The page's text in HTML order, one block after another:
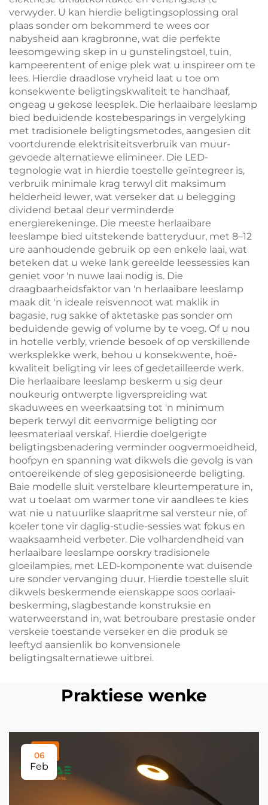
verwyder. U kan hierdie beligtingsoplossing oral
plaas sonder om bekommerd te wees oor
nabysheid aan kragbronne, wat die perfekte
leesomgewing skep in u gunstelingstoel, tuin,
kampeerentent of enige plek wat u inspireer om te
lees. Hierdie draadlose vryheid laat u toe om
konsekwente beligtingskwaliteit te handhaaf,
ongeag u gekose leesplek. Die herlaaibare leeslamp
bied beduidende kostebesparings in vergelyking
met tradisionele beligtingsmetodes, aangesien dit
voortdurende elektrisiteitsverbruik van muur-
gevoede alternatiewe elimineer. Die LED-
tegnologie wat in hierdie toestelle geïntegreer is,
verbruik minimale krag terwyl dit maksimum
helderheid lewer, wat verseker dat u belegging
dividend betaal deur verminderde
energierekeninge. Die meeste herlaaibare
leeslampe bied uitstekende batteryduur, met 8–12
ure aanhoudende gebruik op een enkele laai, wat
beteken dat u weke lank gereelde leessessies kan
geniet voor 'n nuwe laai nodig is. Die
draagbaarheidsfaktor van 'n herlaaibare leeslamp
maak dit 'n ideale reisvennoot wat maklik in
bagasie, rug sakke of aktetaske pas sonder om
beduidende gewig of volume by te voeg. Of u nou
in hotelle verbly, vriende besoek of op verskillende
werksplekke werk, behou u konsekwente, hoë-
kwaliteit beligting vir lees of gedetailleerde werk.
Die herlaaibare leeslamp beskerm u sig deur
noukeurig ontwerpte ligverspreiding wat
skaduwees en weerkaatsing tot 'n minimum
beperk terwyl dit eenvormige beligting oor
leesmateriaal verskaf. Hierdie doelgerigte
beligtingsbenadering verminder oogvermoeidheid,
hoofpyn en spanning wat dikwels die gevolg is van
ontoereikende of sleg geposisioneerde beligting.
Baie modelle sluit verstelbare kleurtemperature in,
wat u toelaat om warmer tone vir aandlees te kies
wat nie u natuurlike slaapritme sal versteur nie, of
koeler tone vir daglig-studie-sessies wat fokus en
waaksaamheid verbeter. Die volhardendheid van
herlaaibare leeslampe oorskry tradisionele
gloeilampies, met LED-komponente wat duisende
ure sonder vervanging duur. Hierdie toestelle sluit
dikwels beskermende eienskappe soos oorlaai-
beskerming, slagbestande konstruksie en
waterweerstand in, wat betroubare prestasie onder
verskeie toestande verseker en die produk se
leeftyd aansienlik bo konvensionele
beligtingsalternatiewe uitbrei.
Praktiese wenke
06
Feb